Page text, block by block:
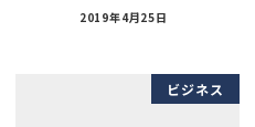
2019年4月25日
ビジネス